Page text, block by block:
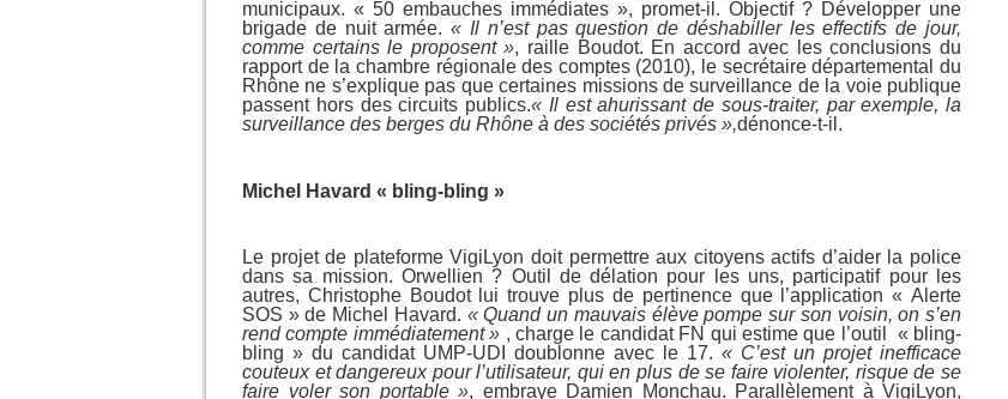
municipaux. « 50 embauches immédiates », promet-il. Objectif ? Développer une
brigade de nuit armée.« Il n’est pas question de déshabiller les effectifs de jour,
comme certains le proposent », raille Boudot. En accord avec les conclusions du
rapport de la chambre régionale des comptes (2010), le secrétaire départemental du
Rhône ne s’explique pas que certaines missions de surveillance de la voie publique
passent hors des circuits publics.« Il est ahurissant de sous-traiter, par exemple, la
surveillance des berges du Rhône à des sociétés privés »,dénonce-t-il.
Michel Havard « bling-bling »
Le projet de plateforme VigiLyon doit permettre aux citoyens actifs d’aider la police
dans sa mission. Orwellien ? Outil de délation pour les uns, participatif pour les
autres, Christophe Boudot lui trouve plus de pertinence que l’application « Alerte
SOS » de Michel Havard. « Quand un mauvais élève pompe sur son voisin, on s’en
rend compte immédiatement » , charge le candidat FN qui estime que l’outil « bling-
bling » du candidat UMP-UDI doublonne avec le 17. « C’est un projet inefficace
couteux et dangereux pour l’utilisateur, qui en plus de se faire violenter, risque de se
faire voler son portable », embraye Damien Monchau. Parallèlement à VigiLyon,